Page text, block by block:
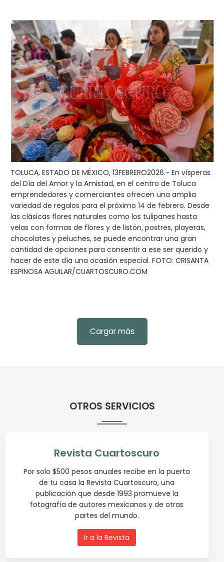
TOLUCA, ESTADO DE MÉXICO, 13FEBRERO2026.- En vísperas
del Día del Amor y la Amistad, en el centro de Toluca
emprendedores y comerciantes ofrecen una amplia
variedad de regalos para el próximo 14 de febrero. Desde
las clásicas flores naturales como los tulipanes hasta
velas con formas de flores y de listón, postres, playeras,
chocolates y peluches, se puede encontrar una gran
cantidad de opciones para consentir a ese ser querido y
hacer de este día una ocasión especial. FOTO: CRISANTA
ESPINOSA AGUILAR/CUARTOSCURO.COM
Cargar más
OTROS SERVICIOS
Revista Cuartoscuro
Por solo $500 pesos anuales recibe en la puerta
de tu casa la Revista Cuartoscuro, una
publicación que desde 1993 promueve la
fotografía de autores mexicanos y de otras
partes del mundo.
Ir a la Revista